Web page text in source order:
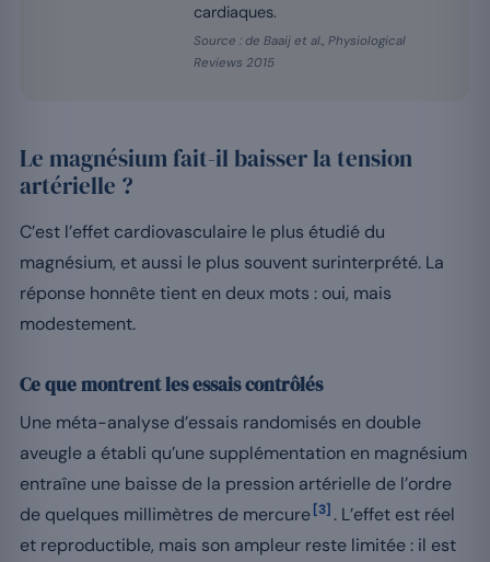
cardiaques.
Source : de Baaij et al., Physiological
Reviews 2015
Le magnésium fait-il baisser la tension
artérielle ?
C’est l’effet cardiovasculaire le plus étudié du
magnésium, et aussi le plus souvent surinterprété. La
réponse honnête tient en deux mots : oui, mais
modestement.
Ce que montrent les essais contrôlés
Une méta-analyse d’essais randomisés en double
aveugle a établi qu’une supplémentation en magnésium
entraîne une baisse de la pression artérielle de l’ordre
de quelques millimètres de mercure[3] . L’effet est réel
et reproductible, mais son ampleur reste limitée : il est